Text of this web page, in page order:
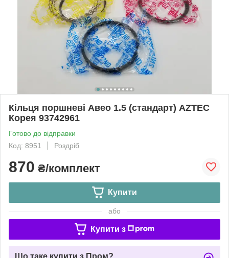
Кільця поршневі Авео 1.5 (стандарт) AZTEC
Корея 93742961
Готово до відправки
Код: 8951
Роздріб
870 ₴/комплект
Купити
або
Купити з
Що таке купити з Пром?